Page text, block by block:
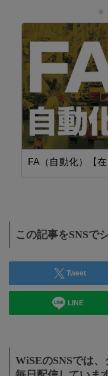
FA（自動化）【
この記事をSNSで
Tweet
LINE
WiSEのSNSでは